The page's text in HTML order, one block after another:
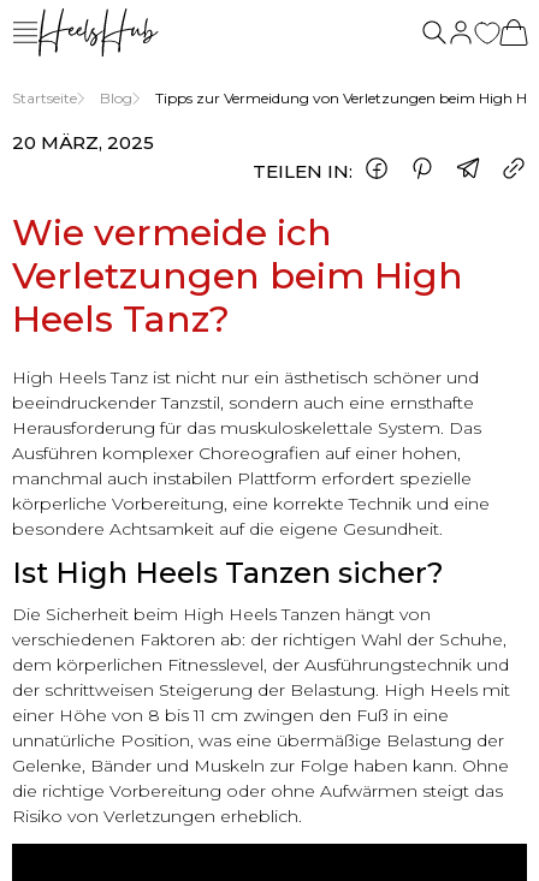
Startseite Blog Tipps zur Vermeidung von Verletzungen beim High
20 MÄRZ, 2025
TEILEN IN:
Wie vermeide ich
Verletzungen beim High
Heels Tanz?
High Heels Tanz ist nicht nur ein ästhetisch schöner und
beeindruckender Tanzstil, sondern auch eine ernsthafte
Herausforderung für das muskuloskelettale System. Das
Ausführen komplexer Choreografien auf einer hohen,
manchmal auch instabilen Plattform erfordert spezielle
körperliche Vorbereitung, eine korrekte Technik und eine
besondere Achtsamkeit auf die eigene Gesundheit.
Ist High Heels Tanzen sicher?
Die Sicherheit beim High Heels Tanzen hängt von
verschiedenen Faktoren ab: der richtigen Wahl der Schuhe,
dem körperlichen Fitnesslevel, der Ausführungstechnik und
der schrittweisen Steigerung der Belastung. High Heels mit
einer Höhe von 8 bis 11 cm zwingen den Fuß in eine
unnatürliche Position, was eine übermäßige Belastung der
Gelenke, Bänder und Muskeln zur Folge haben kann. Ohne
die richtige Vorbereitung oder ohne Aufwärmen steigt das
Risiko von Verletzungen erheblich.